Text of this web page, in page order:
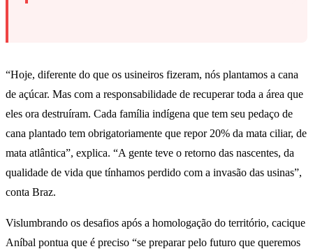
“Hoje, diferente do que os usineiros fizeram, nós plantamos a cana
de açúcar. Mas com a responsabilidade de recuperar toda a área que
eles ora destruíram. Cada família indígena que tem seu pedaço de
cana plantado tem obrigatoriamente que repor 20% da mata ciliar, de
mata atlântica”, explica. “A gente teve o retorno das nascentes, da
qualidade de vida que tínhamos perdido com a invasão das usinas”,
conta Braz.
Vislumbrando os desafios após a homologação do território, cacique
Aníbal pontua que é preciso “se preparar pelo futuro que queremos